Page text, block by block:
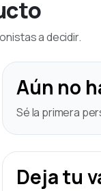
a decidir.
Aún no
Sé la primera
Deja tu